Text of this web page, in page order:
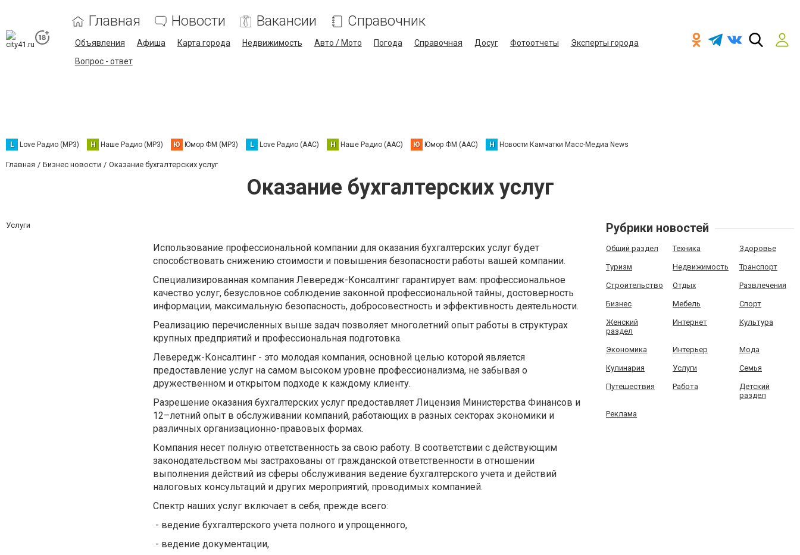
Главная Новости Вакансии Справочник
Объявления Афиша Карта города Недвижимость Авто / Мото Погода Справочная Досуг Фотоотчеты
Эксперты города
Вопрос - ответ
L Love Радио (MP3) Н Наше Радио (MP3) Ю Юмор ФМ (MP3) L Love Радио (AAC) Н Наше Радио (AAC) Ю Юмор ФМ (AAC) Н Новости Камчатки Масс-Медиа News
Главная Бизнес новости Оказание бухгалтерских услуг
Оказание бухгалтерских услуг
Услуги
Использование профессиональной компании для оказания бухгалтерских услуг будет
способствовать снижению стоимости и повышения безопасности работы вашей компании.
Специализированная компания Левередж-Консалтинг гарантирует вам: профессиональное
качество услуг, безусловное соблюдение законной профессиональной тайны, достоверность
информации, максимальную безопасность, добросовестность и эффективность деятельности.
Реализацию перечисленных выше задач позволяет многолетний опыт работы в структурах
крупных предприятий и профессиональная подготовка.
Левередж-Консалтинг - это молодая компания, основной целью которой является
предоставление услуг на самом высоком уровне профессионализма, не забывая о
дружественном и открытом подходе к каждому клиенту.
Разрешение оказания бухгалтерских услуг предоставляет Лицензия Министерства Финансов и
12–летний опыт в обслуживании компаний, работающих в разных секторах экономики и
различных организационно-правовых формах.
Компания несет полную ответственность за свою работу. В соответствии с действующим
законодательством мы застрахованы от гражданской ответственности в отношении
выполнения действий из сферы обслуживания ведение бухгалтерского учета и действий
налоговых консультаций и других мероприятий, проводимых компанией.
Спектр наших услуг включает в себя, прежде всего:
- ведение бухгалтерского учета полного и упрощенного,
- ведение документации,
Рубрики новостей
Общий раздел Техника Здоровье
Туризм Недвижимость Транспорт
Строительство Отдых Развлечения
Бизнес Мебель Спорт
Женский
раздел
Интернет Культура
Экономика Интерьер Мода
Кулинария Услуги Семья
Путешествия Работа
Детский
раздел
Реклама